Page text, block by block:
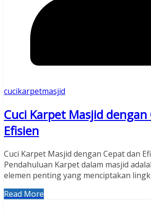
cucikarpetmasjid
Cuci Karpet Masjid dengan
Efisien
Cuci Karpet Masjid dengan Cepat dan
Pendahuluan Karpet dalam masjid
elemen penting yang menciptakan
Read More